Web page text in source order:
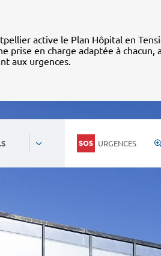
active le Plan Hôpital en
prise en charge adaptée à chacun,
aux urgences.
URGENCES